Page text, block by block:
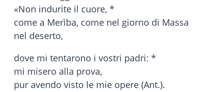
«Non indurite il cuore, *
come a Merìba, come nel giorno di Massa
nel deserto,
dove mi tentarono i vostri padri: *
mi misero alla prova,
pur avendo visto le mie opere (Ant.).